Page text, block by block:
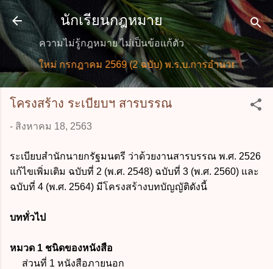
ข้ามไปที่เนื้อหาหลัก
นักเรียนกฎหมาย
ความไม่รู้กฎหมาย ไม่เป็นข้อแก้ตัว
ายใหม่ กรกฎาคม 2569 (2 ฉบับ) พ.ร.บ.การอำนวยการความ
โครงสร้าง ระเบียบฯ สารบรรณ
- สิงหาคม 18, 2563
ระเบียบสำนักนายกรัฐมนตรี ว่าด้วยงานสารบรรณ พ.ศ. 2526
แก้ไขเพิ่มเติม ฉบับที่ 2 (พ.ศ. 2548) ฉบับที่ 3 (พ.ศ. 2560) และ
ฉบับที่ 4 (พ.ศ. 2564) มีโครงสร้างบทบัญญัติดังนี้
บททั่วไป
หมวด 1 ชนิดของหนังสือ
ส่วนที่ 1 หนังสือภายนอก